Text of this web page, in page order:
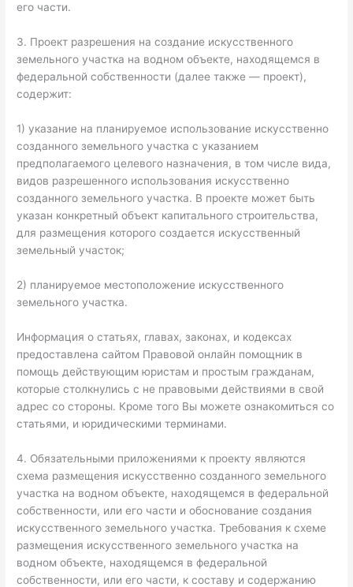
его части.
3. Проект разрешения на создание искусственного
земельного участка на водном объекте, находящемся в
федеральной собственности (далее также — проект),
содержит:
1) указание на планируемое использование искусственно
созданного земельного участка с указанием
предполагаемого целевого назначения, в том числе вида,
видов разрешенного использования искусственно
созданного земельного участка. В проекте может быть
указан конкретный объект капитального строительства,
для размещения которого создается искусственный
земельный участок;
2) планируемое местоположение искусственного
земельного участка.
Информация о статьях, главах, законах, и кодексах
предоставлена сайтом Правовой онлайн помощник в
помощь действующим юристам и простым гражданам,
которые столкнулись с не правовыми действиями в свой
адрес со стороны. Кроме того Вы можете ознакомиться со
статьями, и юридическими терминами.
4. Обязательными приложениями к проекту являются
схема размещения искусственно созданного земельного
участка на водном объекте, находящемся в федеральной
собственности, или его части и обоснование создания
искусственного земельного участка. Требования к схеме
размещения искусственного земельного участка на
водном объекте, находящемся в федеральной
собственности, или его части, к составу и содержанию